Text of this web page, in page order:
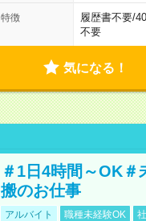
特徴 履歴書不要/
不要
気になる！
＃1日4時間～OK
搬のお仕事
アルバイト 職種未経験OK